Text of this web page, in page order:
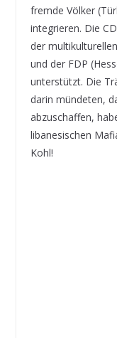
fremde Völker
integrieren. Die
der
und der FDP
unterstützt. Die
darin mündeten,
abzuschaffen,
libanesischen
Kohl!